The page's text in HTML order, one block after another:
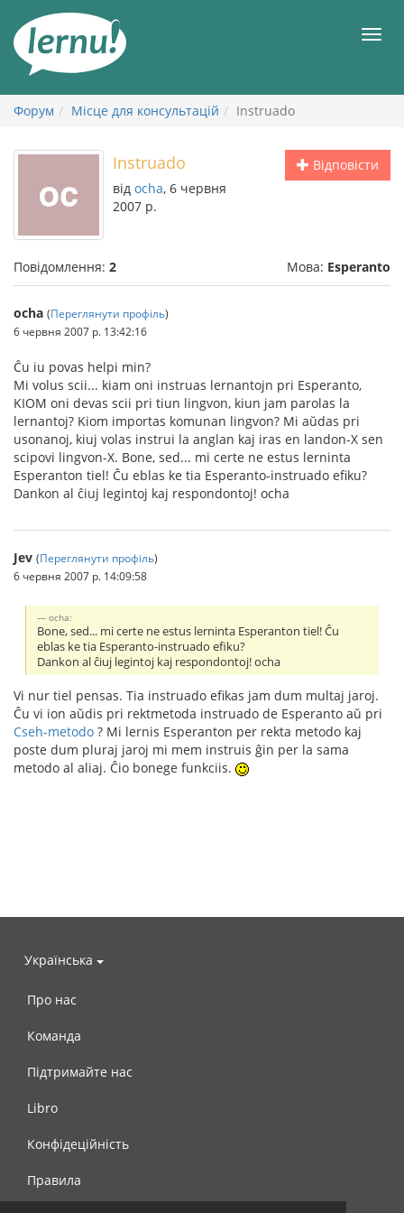
змісту
Форум Місце для консультацій Instruado
Відповісти
Instruado
від ocha, 6 червня
2007 р.
Повідомлення: 2 Мова: Esperanto
ocha (Переглянути профіль)
6 червня 2007 р. 13:42:16
Ĉu iu povas helpi min?
Mi volus scii... kiam oni instruas lernantojn pri Esperanto,
KIOM oni devas scii pri tiun lingvon, kiun jam parolas la
lernantoj? Kiom importas komunan lingvon? Mi aŭdas pri
usonanoj, kiuj volas instrui la anglan kaj iras en landon-X sen
scipovi lingvon-X. Bone, sed... mi certe ne estus lerninta
Esperanton tiel! Ĉu eblas ke tia Esperanto-instruado efiku?
Dankon al ĉiuj legintoj kaj respondontoj! ocha
Jev (Переглянути профіль)
6 червня 2007 р. 14:09:58
ocha:
Bone, sed... mi certe ne estus lerninta Esperanton tiel! Ĉu
eblas ke tia Esperanto-instruado efiku?
Dankon al ĉiuj legintoj kaj respondontoj! ocha
Vi nur tiel pensas. Tia instruado efikas jam dum multaj jaroj.
Ĉu vi ion aŭdis pri rektmetoda instruado de Esperanto aŭ pri
Cseh-metodo ? Mi lernis Esperanton per rekta metodo kaj
poste dum pluraj jaroj mi mem instruis ĝin per la sama
metodo al aliaj. Ĉio bonege funkciis.
Українська
Про нас
Команда
Підтримайте нас
Libro
Конфідеційність
Правила